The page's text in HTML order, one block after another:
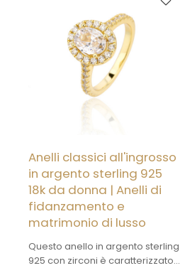
personalizzabile.
Anelli classici all'ingrosso
in argento sterling 925
18k da donna | Anelli di
fidanzamento e
matrimonio di lusso
Questo anello in argento sterling
925 con zirconi è caratterizzato